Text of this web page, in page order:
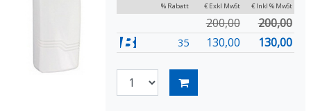
% Rabatt € Exkl MwSt € Inkl % MwSt
200,00 200,00
35 130,00 130,00